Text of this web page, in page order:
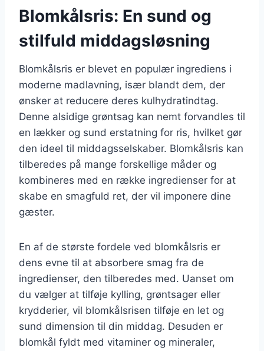
Blomkålsris: En sund og
stilfuld middagsløsning
Blomkålsris er blevet en populær ingrediens i
moderne madlavning, især blandt dem, der
ønsker at reducere deres kulhydratindtag.
Denne alsidige grøntsag kan nemt forvandles til
en lækker og sund erstatning for ris, hvilket gør
den ideel til middagsselskaber. Blomkålsris kan
tilberedes på mange forskellige måder og
kombineres med en række ingredienser for at
skabe en smagfuld ret, der vil imponere dine
gæster.
En af de største fordele ved blomkålsris er
dens evne til at absorbere smag fra de
ingredienser, den tilberedes med. Uanset om
du vælger at tilføje kylling, grøntsager eller
krydderier, vil blomkålsrisen tilføje en let og
sund dimension til din middag. Desuden er
blomkål fyldt med vitaminer og mineraler,